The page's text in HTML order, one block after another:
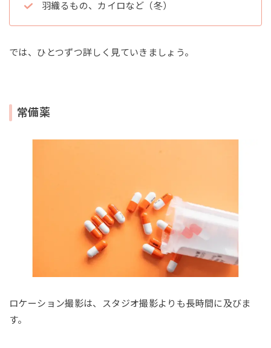
羽織るもの、カイロなど（冬）
では、ひとつずつ詳しく見ていきましょう。
常備薬
ロケーション撮影は、スタジオ撮影よりも長時間に及びま
す。